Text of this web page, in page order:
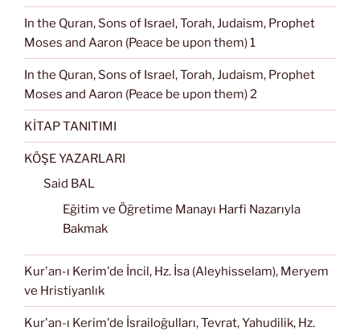
In the Quran, Sons of Israel, Torah, Judaism, Prophet
Moses and Aaron (Peace be upon them) 1
In the Quran, Sons of Israel, Torah, Judaism, Prophet
Moses and Aaron (Peace be upon them) 2
KİTAP TANITIMI
KÖŞE YAZARLARI
Said BAL
Eğitim ve Öğretime Manayı Harfi Nazarıyla
Bakmak
Kur'an-ı Kerim'de İncil, Hz. İsa (Aleyhisselam), Meryem
ve Hristiyanlık
Kur'an-ı Kerim'de İsrailoğulları, Tevrat, Yahudilik, Hz.